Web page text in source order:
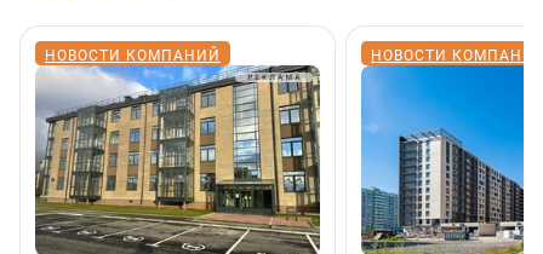
НОВОСТИ КОМПАНИЙ НОВОСТИ